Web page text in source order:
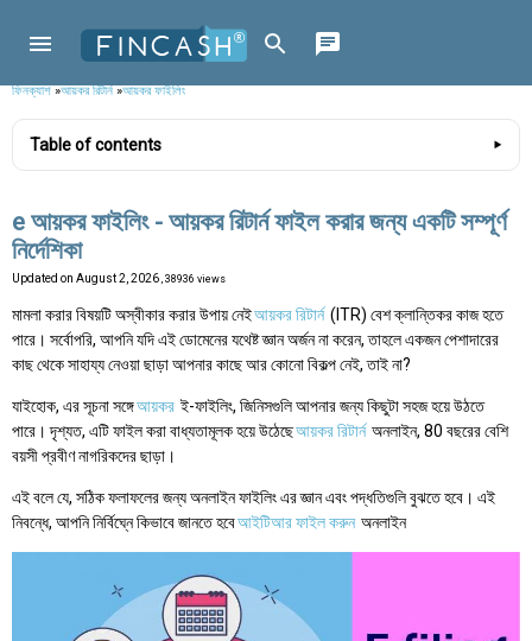
ফিনক্যাশ»আয়কর রিটার্ন»আয়কর ফাইলিং
Table of contents
e আয়কর ফাইলিং - আয়কর রিটার্ন ফাইল করার জন্য একটি সম্পূর্ণ
নির্দেশিকা
Updated on August 2, 2026 , 38936 views
মামলা করার বিষয়টি অস্বীকার করার উপায় নেইআয়কর রিটার্ন (ITR) বেশ ক্লান্তিকর কাজ হতে
পারে। সর্বোপরি, আপনি যদি এই ডোমেনের যথেষ্ট জ্ঞান অর্জন না করেন, তাহলে একজন পেশাদারের
কাছ থেকে সাহায্য নেওয়া ছাড়া আপনার কাছে আর কোনো বিকল্প নেই, তাই না?
যাইহোক, এর সূচনা সঙ্গেআয়কর ই-ফাইলিং, জিনিসগুলি আপনার জন্য কিছুটা সহজ হয়ে উঠতে
পারে। দৃশ্যত, এটি ফাইল করা বাধ্যতামূলক হয়ে উঠেছেআয়কর রিটার্ন অনলাইন, 80 বছরের বেশি
বয়সী প্রবীণ নাগরিকদের ছাড়া।
এই বলে যে, সঠিক ফলাফলের জন্য অনলাইন ফাইলিং এর জ্ঞান এবং পদ্ধতিগুলি বুঝতে হবে। এই
নিবন্ধে, আপনি নির্বিঘ্নে কিভাবে জানতে হবেআইটিআর ফাইল করুন অনলাইন